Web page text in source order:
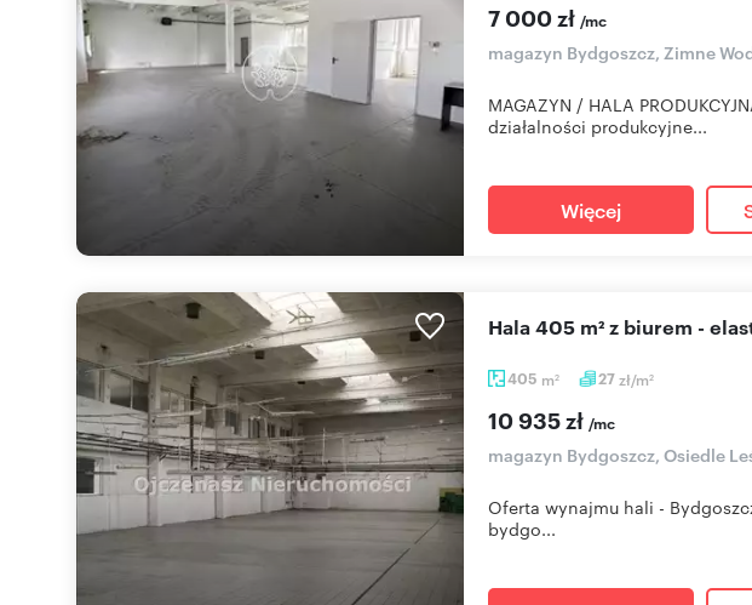
7 000 zł /mc
magazyn Bydgoszcz, Zimne
MAGAZYN / HALA
działalności produkcyjne...
Więcej
405 m2 27zł/m2
Hala 405 m² z biurem -
10 935 zł /mc
magazyn Bydgoszcz, Osiedle
Oferta wynajmu hali -
bydgo...